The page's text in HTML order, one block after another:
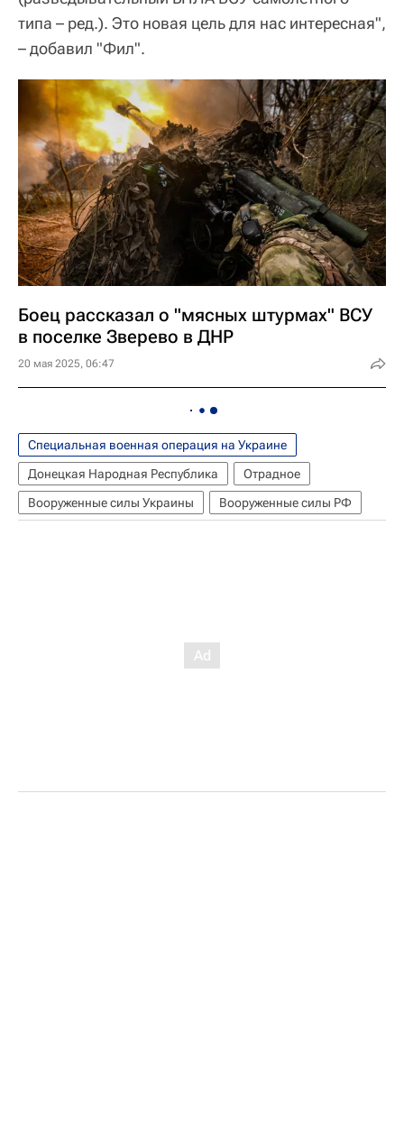
типа – ред.). Это новая цель для нас интересная",
– добавил "Фил".
Боец рассказал о "мясных штурмах" ВСУ
в поселке Зверево в ДНР
20 мая 2025, 06:47
Специальная военная операция на Украине
Донецкая Народная Республика
Отрадное
Вооруженные силы Украины
Вооруженные силы РФ